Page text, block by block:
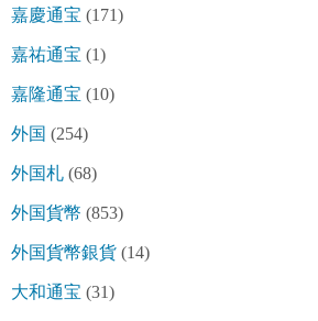
嘉慶通宝 (171)
嘉祐通宝 (1)
嘉隆通宝 (10)
外国 (254)
外国札 (68)
外国貨幣 (853)
外国貨幣銀貨 (14)
大和通宝 (31)